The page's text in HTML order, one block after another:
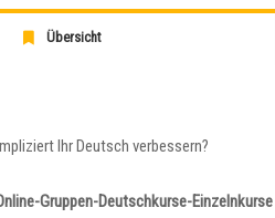
Übersicht
Ihr Deutsch verbessern?
Gruppen-Deutschkurse-Einzelnkurse